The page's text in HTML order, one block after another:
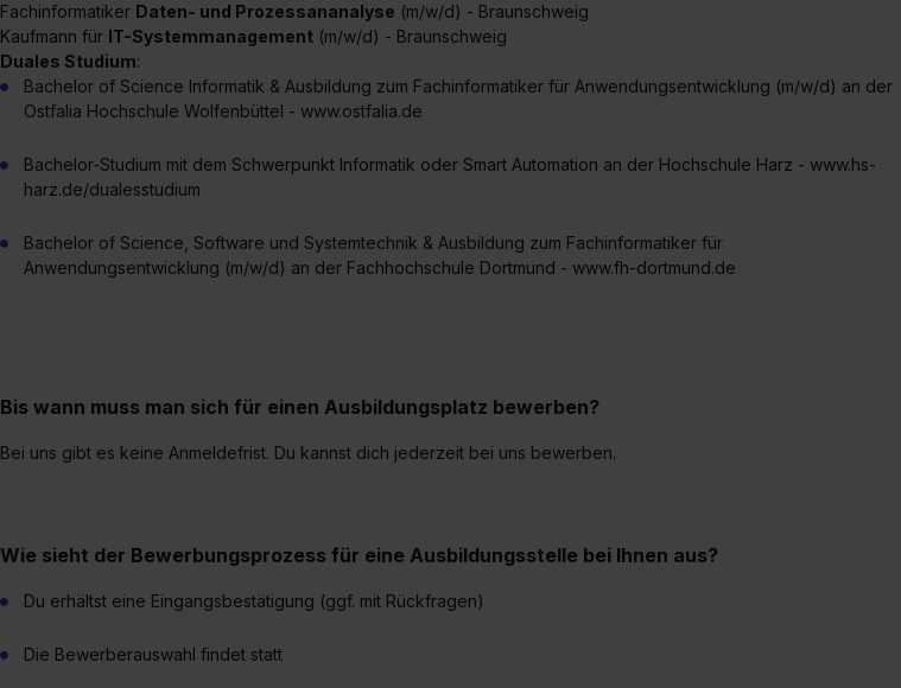
Fachinformatiker Daten- und Prozessananalyse (m/w/d) - Braunschweig
Kaufmann für IT-Systemmanagement (m/w/d) - Braunschweig
Duales Studium:
Bachelor of Science Informatik & Ausbildung zum Fachinformatiker für Anwendungsentwicklung (m/w/d) an der
Ostfalia Hochschule Wolfenbüttel - www.ostfalia.de
Bachelor-Studium mit dem Schwerpunkt Informatik oder Smart Automation an der Hochschule Harz - www.hs-
harz.de/dualesstudium
Bachelor of Science, Software und Systemtechnik & Ausbildung zum Fachinformatiker für
Anwendungsentwicklung (m/w/d) an der Fachhochschule Dortmund - www.fh-dortmund.de
Bis wann muss man sich für einen Ausbildungsplatz bewerben?
Bei uns gibt es keine Anmeldefrist. Du kannst dich jederzeit bei uns bewerben.
Wie sieht der Bewerbungsprozess für eine Ausbildungsstelle bei Ihnen aus?
Du erhältst eine Eingangsbestätigung (ggf. mit Rückfragen)
Die Bewerberauswahl findet statt